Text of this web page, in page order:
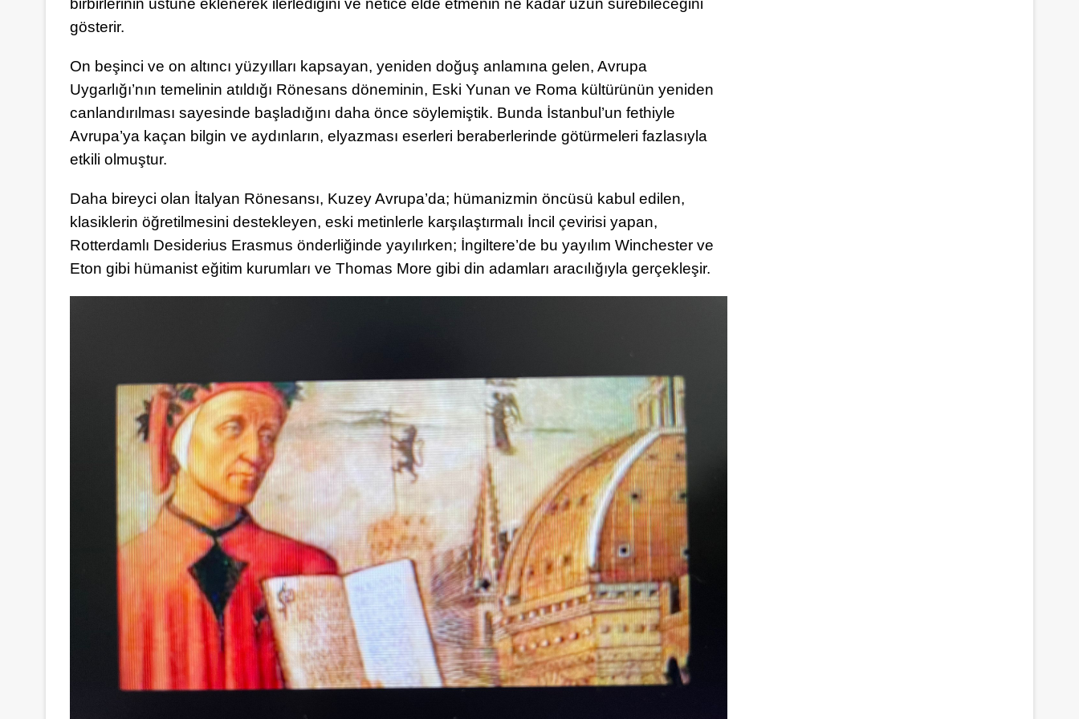
birbirlerinin üstüne eklenerek ilerlediğini ve netice elde etmenin ne kadar uzun sürebileceğini
gösterir.
On beşinci ve on altıncı yüzyılları kapsayan, yeniden doğuş anlamına gelen, Avrupa
Uygarlığı’nın temelinin atıldığı Rönesans döneminin, Eski Yunan ve Roma kültürünün yeniden
canlandırılması sayesinde başladığını daha önce söylemiştik. Bunda İstanbul’un fethiyle
Avrupa’ya kaçan bilgin ve aydınların, elyazması eserleri beraberlerinde götürmeleri fazlasıyla
etkili olmuştur.
Daha bireyci olan İtalyan Rönesansı, Kuzey Avrupa’da; hümanizmin öncüsü kabul edilen,
klasiklerin öğretilmesini destekleyen, eski metinlerle karşılaştırmalı İncil çevirisi yapan,
Rotterdamlı Desiderius Erasmus önderliğinde yayılırken; İngiltere’de bu yayılım Winchester ve
Eton gibi hümanist eğitim kurumları ve Thomas More gibi din adamları aracılığıyla gerçekleşir.